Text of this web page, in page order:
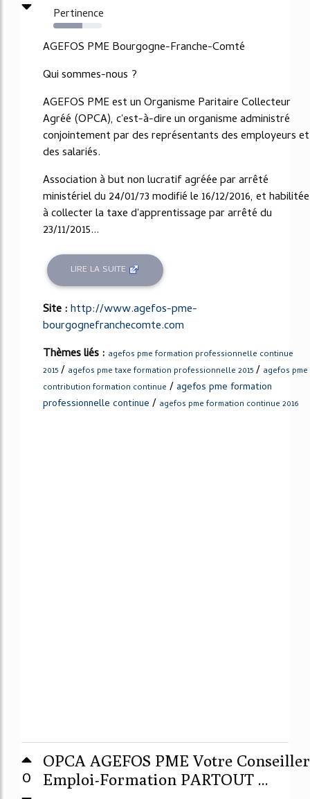
Pertinence
60%
AGEFOS PME Bourgogne-Franche-Comté
Qui sommes-nous ?
AGEFOS PME est un Organisme Paritaire Collecteur
Agréé (OPCA), c'est-à-dire un organisme administré
conjointement par des représentants des employeurs et
des salariés.
Association à but non lucratif agréée par arrêté
ministériel du 24/01/73 modifié le 16/12/2016, et habilitée
à collecter la taxe d'apprentissage par arrêté du
23/11/2015...
LIRE LA SUITE
Site :http://www.agefos-pme-
bourgognefranchecomte.com
Thèmes liés : agefos pme formation professionnelle continue
2015 / agefos pme taxe formation professionnelle 2015 / agefos pme
contribution formation continue /agefos pme formation
professionnelle continue / agefos pme formation continue 2016
0
OPCA AGEFOS PME Votre Conseiller
Emploi-Formation PARTOUT ...